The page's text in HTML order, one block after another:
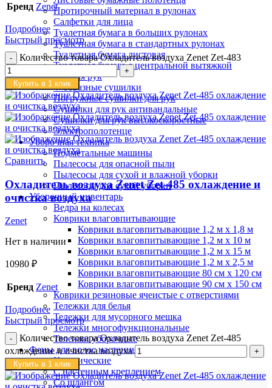
Протирочный материал в рулонах
Салфетки для лица
Туалетная бумага в больших рулонах
Туалетная бумага в стандартных рулонах
Туалетная бумага листовая
Туалетная бумага с центральной вытяжкой
Сушилки для рук
V-образные сушилки
Погружные сушилки для рук
Сушилки для рук антивандальные
Сушилки для рук высокоскоростные
Электрополотенце
Уборочная техника
Подметальные машины
Пылесосы для опасной пыли
Пылесосы для сухой и влажной уборки
Пылесосы для сухой уборки
Уборочный инвентарь
Ведра на колесах
Коврики влаговпитывающие
Коврики влаговпитывающие 1,2 м х 1,8 м
Коврики влаговпитывающие 1,2 м х 10 м
Коврики влаговпитывающие 1,2 м х 15 м
Коврики влаговпитывающие 1,2 м х 2,5 м
Коврики влаговпитывающие 80 см х 120 см
Коврики влаговпитывающие 90 см х 150 см
Коврики резиновые ячеистые с отверстиями
Тележки для белья
Тележки для мусорного мешка
Тележки многофункциональные
Тележки уборочные
Фены для волос настенные
Классические
С настенным креплением
Со шлангом
Бренд Zenet
Подробнее
Быстрый просмотр
Количество товара Охладитель воздуха Zenet Zet-483
Купить в 1 клик
Сравнить
Охладитель воздуха Zenet Zet-485 охлаждение и
очистка воздуха
Zenet
Нет в наличии
10980 ₽
Бренд Zenet
Подробнее
Быстрый просмотр
Количество товара Охладитель воздуха Zenet Zet-485
охлаждение и очистка воздуха
Купить в 1 клик